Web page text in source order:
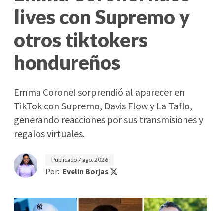
lives con Supremo y
otros tiktokers
hondureños
Emma Coronel sorprendió al aparecer en
TikTok con Supremo, Davis Flow y La Taflo,
generando reacciones por sus transmisiones y
regalos virtuales.
Publicado7 ago. 2026
Por: Evelin Borjas